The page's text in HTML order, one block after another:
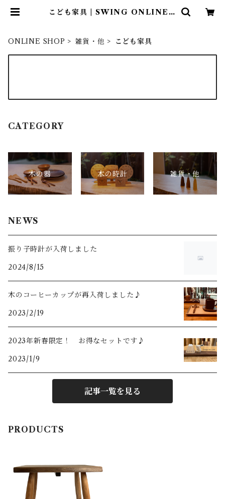
こども家具 | SWING ONLINE S
ONLINE SHOP 雑貨・他 こども家具
CATEGORY
木の器 木の時計 雑貨・他
NEWS
振り子時計が入荷しました
2024/8/15
木のコーヒーカップが再入荷しました♪
2023/2/19
2023年新春限定！ お得なセットです♪
2023/1/9
記事一覧を見る
PRODUCTS